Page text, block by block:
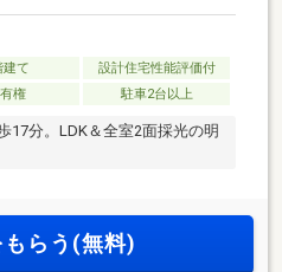
建て
設計住宅性能評価付
権 駐車2台以上
分。LDK＆全室2面採光の明
もらう(無料)